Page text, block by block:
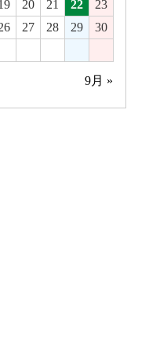
20 21 22
23
27 28 29
30
9月 »